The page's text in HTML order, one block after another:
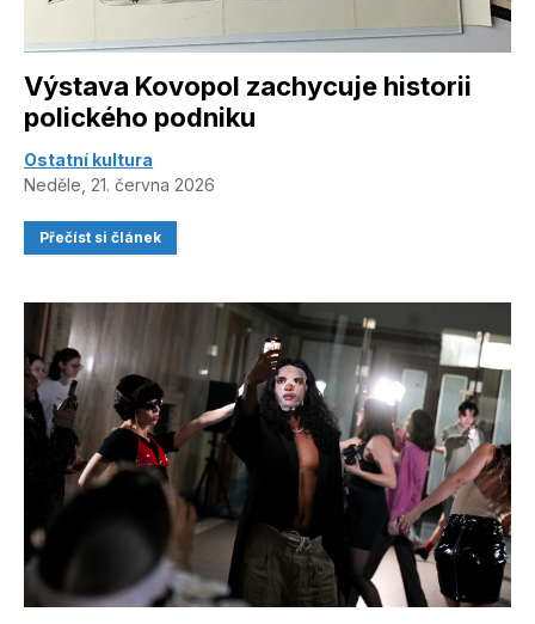
Výstava Kovopol zachycuje historii
polického podniku
Ostatní kultura
Neděle, 21. června 2026
Přečíst si článek